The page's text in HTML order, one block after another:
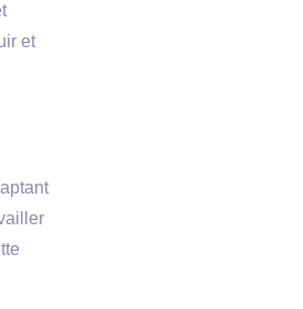
et